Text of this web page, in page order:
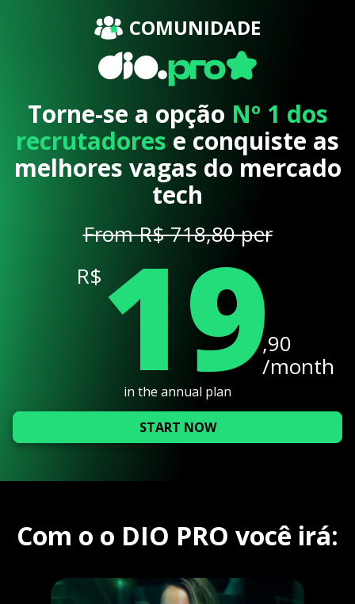
COMUNIDADE
Torne-se a opção Nº 1 dos
recrutadores e conquiste as
melhores vagas do mercado
tech
From R$ 718,80 per
R$ 19,90
/month
in the annual plan
START NOW
Com o o DIO PRO você irá: